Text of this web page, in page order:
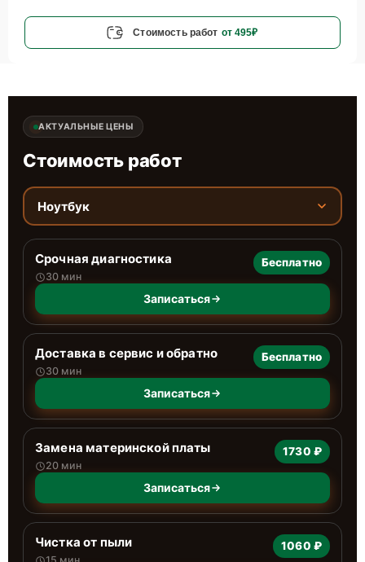
Стоимость работ от 495₽
АКТУАЛЬНЫЕ ЦЕНЫ
Стоимость работ
Ноутбук
Срочная диагностика
30 мин
Бесплатно
Записаться
Доставка в сервис и обратно
30 мин
Бесплатно
Записаться
Замена материнской платы
20 мин
1730 ₽
Записаться
Чистка от пыли 1060 ₽